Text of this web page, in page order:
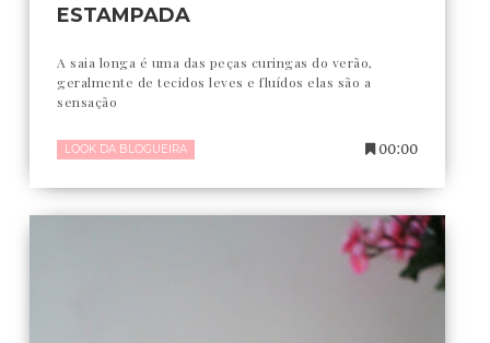
ESTAMPADA
A saia longa é uma das peças curingas do verão,
geralmente de tecidos leves e fluídos elas são a
sensação
LOOK DA BLOGUEIRA 00:00